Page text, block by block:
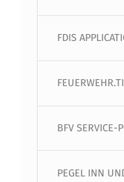
FDIS
BFV SERVICE-
PEGEL INN